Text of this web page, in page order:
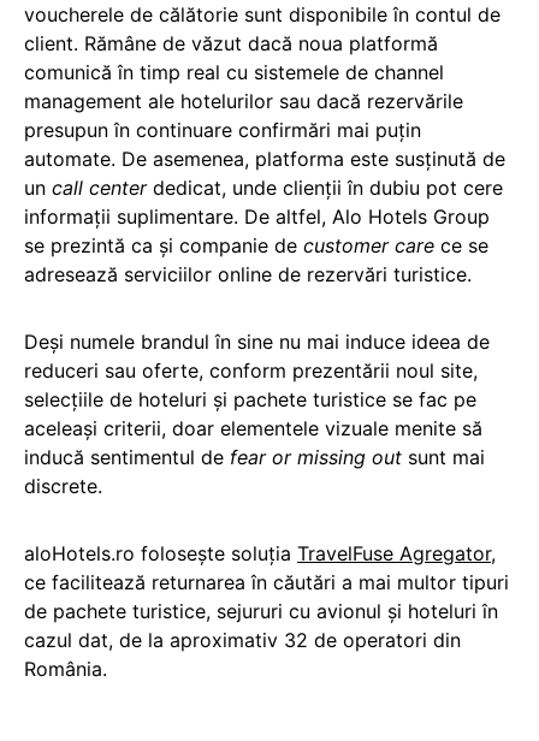
voucherele de călătorie sunt disponibile în contul de
client. Rămâne de văzut dacă noua platformă
comunică în timp real cu sistemele de channel
management ale hotelurilor sau dacă rezervările
presupun în continuare confirmări mai puțin
automate. De asemenea, platforma este susținută de
un call centerdedicat, unde clienții în dubiu pot cere
informații suplimentare. De altfel, Alo Hotels Group
se prezintă ca și companie de customer care ce se
adresează serviciilor online de rezervări turistice.
Deși numele brandul în sine nu mai induce ideea de
reduceri sau oferte, conform prezentării noul site,
selecțiile de hoteluri și pachete turistice se fac pe
aceleași criterii, doar elementele vizuale menite să
inducă sentimentul de fear or missing out sunt mai
discrete.
aloHotels.ro folosește soluția TravelFuse Agregator,
ce facilitează returnarea în căutări a mai multor tipuri
de pachete turistice, sejururi cu avionul și hoteluri în
cazul dat, de la aproximativ 32 de operatori din
România.